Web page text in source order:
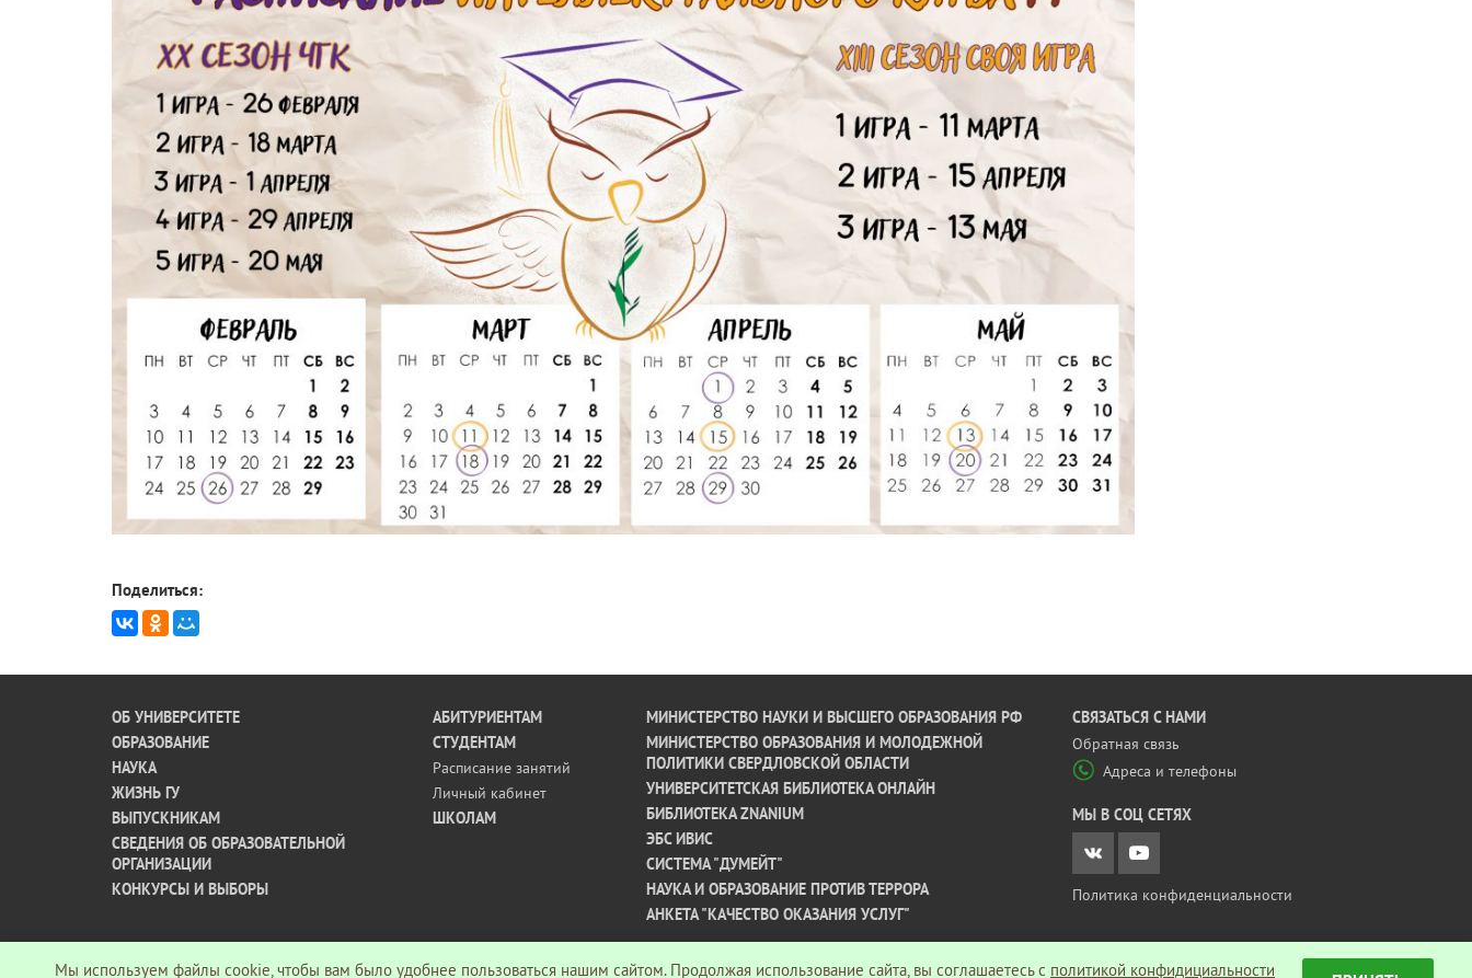
Поделиться:
ОБ УНИВЕРСИТЕТЕ
ОБРАЗОВАНИЕ
НАУКА
ЖИЗНЬ ГУ
ВЫПУСКНИКАМ
СВЕДЕНИЯ ОБ ОБРАЗОВАТЕЛЬНОЙ
ОРГАНИЗАЦИИ
КОНКУРСЫ И ВЫБОРЫ
АБИТУРИЕНТАМ
СТУДЕНТАМ
Расписание занятий
Личный кабинет
ШКОЛАМ
МИНИСТЕРСТВО НАУКИ И ВЫСШЕГО ОБРАЗОВАНИЯ РФ
МИНИСТЕРСТВО ОБРАЗОВАНИЯ И МОЛОДЕЖНОЙ
ПОЛИТИКИ СВЕРДЛОВСКОЙ ОБЛАСТИ
УНИВЕРСИТЕТСКАЯ БИБЛИОТЕКА ОНЛАЙН
БИБЛИОТЕКА ZNANIUM
ЭБС ИВИС
СИСТЕМА "ДУМЕЙТ"
НАУКА И ОБРАЗОВАНИЕ ПРОТИВ ТЕРРОРА
АНКЕТА "КАЧЕСТВО ОКАЗАНИЯ УСЛУГ"
CВЯЗАТЬСЯ С НАМИ
Обратная связь
Адреса и телефоны
МЫ В СОЦ СЕТЯХ
Политика конфиденциальности
Мы используем файлы cookie, чтобы вам было удобнее пользоваться нашим сайтом. Продолжая использование сайта, вы соглашаетесь c политикой конфидициальности